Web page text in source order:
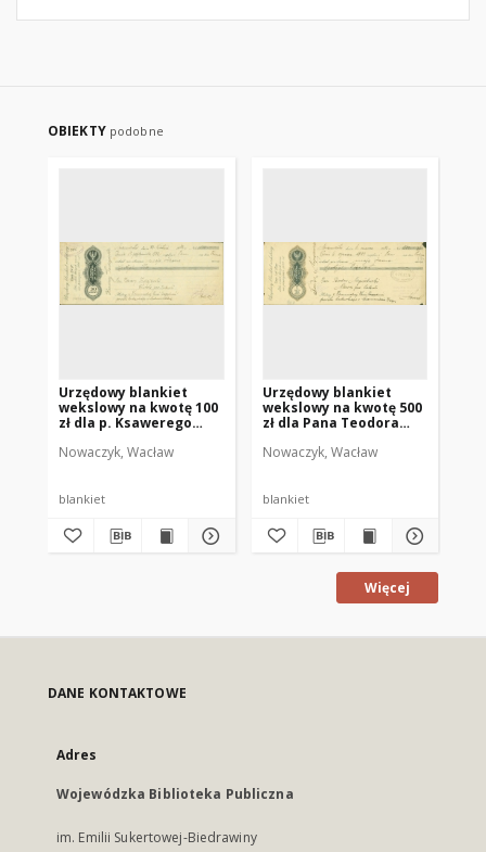
OBIEKTY podobne
Urzędowy blankiet
wekslowy na kwotę 100
zł dla p. Ksawerego
Nowaczyk, Wacław
blankiet
Urzędowy blankiet
wekslowy na kwotę 500
zł dla Pana Teodora
Nowaczyk, Wacław
blankiet
Więcej
DANE KONTAKTOWE
Adres
Wojewódzka Biblioteka Publiczna
im. Emilii Sukertowej-Biedrawiny